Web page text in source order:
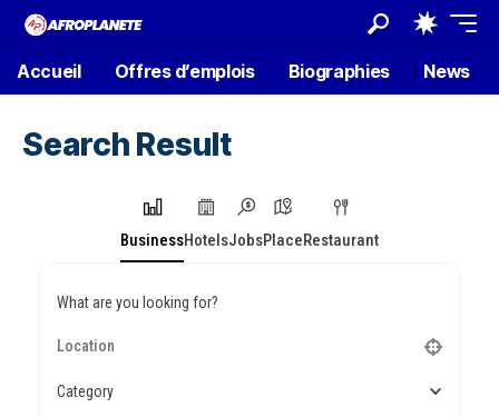
Accueil Offres d’emplois Biographies News
Search Result
BusinessHotelsJobsPlaceRestaurant
What are you looking for?
Category